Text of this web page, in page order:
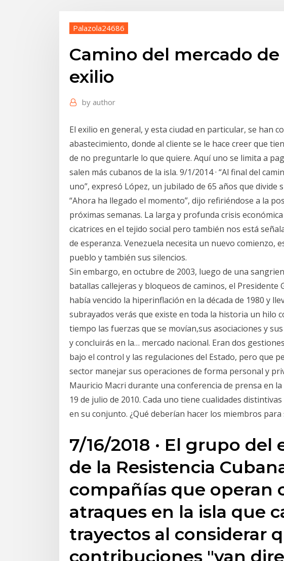
Palazola24686
Camino del mercado de
exilio
by author
El exilio en general, y esta ciudad en particular, se han
abastecimiento, donde al cliente se le hace creer que
de no preguntarle lo que quiere. Aquí uno se limita a
salen más cubanos de la isla. 9/1/2014 · “Al final del
uno”, expresó López, un jubilado de 65 años que divide
“Ahora ha llegado el momento”, dijo refiriéndose a la
próximas semanas. La larga y profunda crisis
cicatrices en el tejido social pero también nos está
de esperanza. Venezuela necesita un nuevo comienzo,
pueblo y también sus silencios.
Sin embargo, en octubre de 2003, luego de una
batallas callejeras y bloqueos de caminos, el Presidente
había vencido la hiperinflación en la década de 1980 y
subrayados verás que existe en toda la historia un hilo
tiempo las fuerzas que se movían,sus asociaciones y
y concluirás en la… mercado nacional. Eran dos
bajo el control y las regulaciones del Estado, pero que
sector manejar sus operaciones de forma personal y
Mauricio Macri durante una conferencia de prensa en
19 de julio de 2010. Cada uno tiene cualidades
en su conjunto. ¿Qué deberían hacer los miembros
7/16/2018 · El grupo del
de la Resistencia
compañías que operan
atraques en la isla que
trayectos al considerar
contribuciones "van